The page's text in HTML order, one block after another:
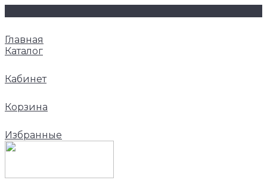
Главная
Каталог
Кабинет
Корзина
Избранные